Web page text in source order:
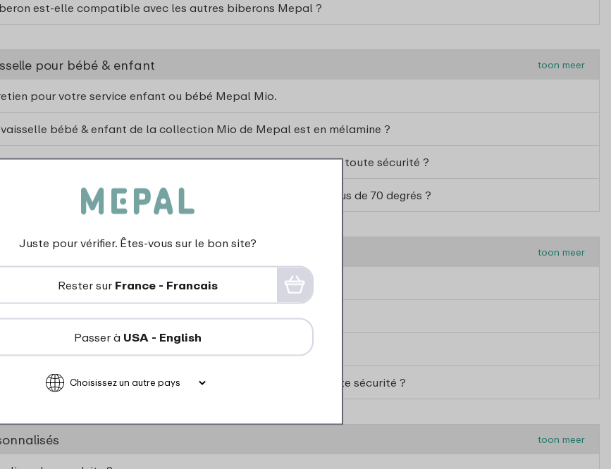
est-elle compatible avec les autres biberons Mepal ?
pour bébé & enfant toon meer
pour votre service enfant ou bébé Mepal Mio.
bébé & enfant de la collection Mio de Mepal est en mélamine ?
vieille vaisselle enfant de Mepal. Est-ce que je peux l’utiliser en toute sécurité ?
vaisselle enfant en mélamine pour des aliments chauds à plus de 70 degrés ?
| Vaisselle d'extérieur & de camping toon meer
pour votre vaisselle de camping et d'extérieur
Silueta est-elle résistante aux rayures ?
de mon service Silueta ?
et de camping est en mélamine, puis-je l'utiliser en toute sécurité ?
toon meer
Juste pour vérifier. Êtes-vous sur le bon site?
Rester sur France - Francais
Passer à USA - English